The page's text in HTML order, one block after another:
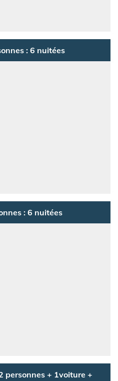
: 6 nuitées
: 6 nuitées
personnes + 1voiture +